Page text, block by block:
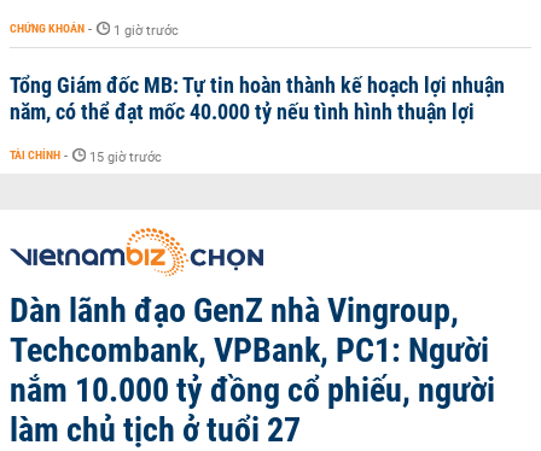
CHỨNG KHOÁN - 1 giờ trước
Tổng Giám đốc MB: Tự tin hoàn thành kế hoạch lợi nhuận
năm, có thể đạt mốc 40.000 tỷ nếu tình hình thuận lợi
TÀI CHÍNH - 15 giờ trước
Dàn lãnh đạo GenZ nhà Vingroup,
Techcombank, VPBank, PC1: Người
nắm 10.000 tỷ đồng cổ phiếu, người
làm chủ tịch ở tuổi 27